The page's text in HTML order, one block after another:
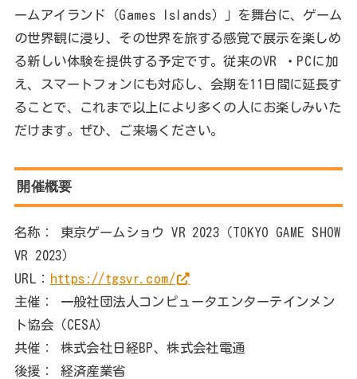
ームアイランド（Games Islands）」を舞台に、ゲーム
の世界観に浸り、その世界を旅する感覚で展示を楽しめ
る新しい体験を提供する予定です。従来のVR ・PCに加
え、スマートフォンにも対応し、会期を11日間に延長す
ることで、これまで以上により多くの人にお楽しみいた
だけます。ぜひ、ご来場ください。
開催概要
名称： 東京ゲームショウ VR 2023（TOKYO GAME SHOW
VR 2023）
URL： https://tgsvr.com/
主催： 一般社団法人コンピュータエンターテインメン
ト協会（CESA）
共催： 株式会社日経BP、株式会社電通
後援： 経済産業省